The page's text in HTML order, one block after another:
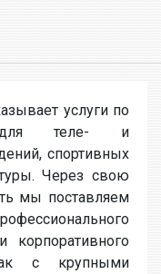
услуги по
для теле- и
спортивных
Через свою
мы поставляем
корпоративного
с крупными